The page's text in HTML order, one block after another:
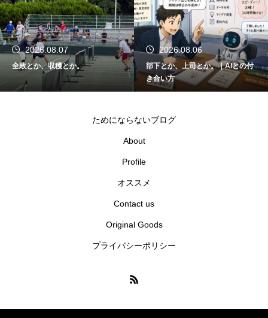
2026.08.07
全敗とか、収穫とか。
2026.08.06
部下とか、上司とか。｜AIとの付
き合い方
ためにならないブログ
About
Profile
オススメ
Contact us
Original Goods
プライバシーポリシー